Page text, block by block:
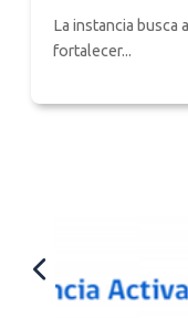
La instancia busca
fortalecer...